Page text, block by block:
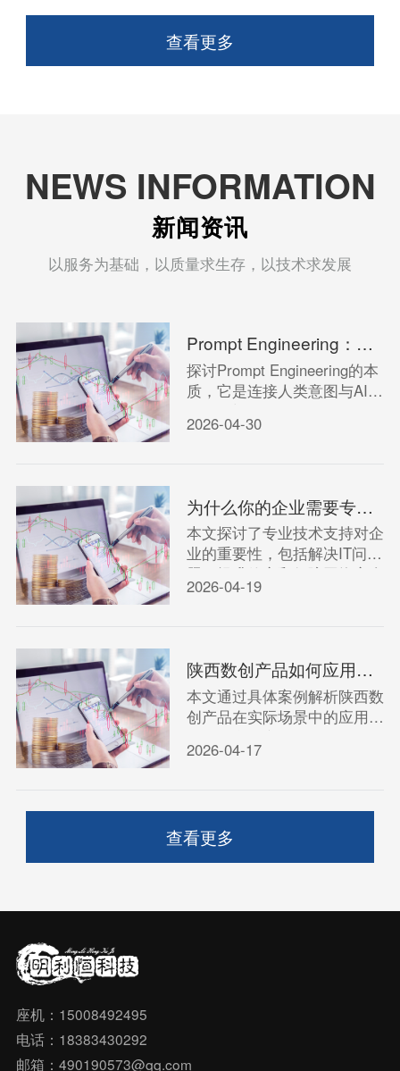
查看更多
NEWS INFORMATION
新闻资讯
以服务为基础，以质量求生存，以技术求发展
Prompt Engineering：艺术还是科学？
探讨Prompt Engineering的本
质，它是连接人类意图与AI能
2026-04-30
为什么你的企业需要专业的技术支持？
本文探讨了专业技术支持对企
业的重要性，包括解决IT问
题、提升效率和保障网络安全
等方面的益处。
2026-04-19
陕西数创产品如何应用？创意内容服务的落地案例解析
本文通过具体案例解析陕西数
创产品在实际场景中的应用，
展示创意内容服务如何助力企
业实现营销目标。
2026-04-17
查看更多
座机：15008492495
电话：18383430292
邮箱：490190573@qq.com